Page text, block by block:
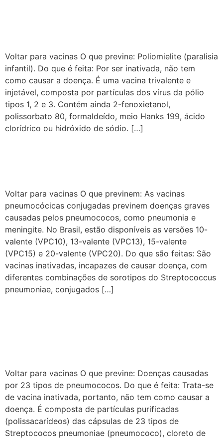
Voltar para vacinas O que previne: Poliomielite (paralisia
infantil). Do que é feita: Por ser inativada, não tem
como causar a doença. É uma vacina trivalente e
injetável, composta por partículas dos vírus da pólio
tipos 1, 2 e 3. Contém ainda 2-fenoxietanol,
polissorbato 80, formaldeído, meio Hanks 199, ácido
clorídrico ou hidróxido de sódio. […]
Voltar para vacinas O que previnem: As vacinas
pneumocócicas conjugadas previnem doenças graves
causadas pelos pneumococos, como pneumonia e
meningite. No Brasil, estão disponíveis as versões 10-
valente (VPC10), 13-valente (VPC13), 15-valente
(VPC15) e 20-valente (VPC20). Do que são feitas: São
vacinas inativadas, incapazes de causar doença, com
diferentes combinações de sorotipos do Streptococcus
pneumoniae, conjugados […]
Voltar para vacinas O que previne: Doenças causadas
por 23 tipos de pneumococos. Do que é feita: Trata-se
de vacina inativada, portanto, não tem como causar a
doença. É composta de partículas purificadas
(polissacarídeos) das cápsulas de 23 tipos de
Streptococos pneumoniae (pneumococo), cloreto de